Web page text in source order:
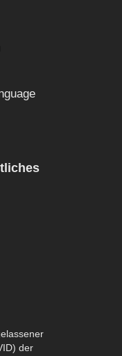
der